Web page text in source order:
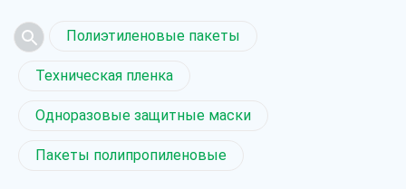
Полиэтиленовые пакеты
Техническая пленка
Одноразовые защитные маски
Пакеты полипропиленовые